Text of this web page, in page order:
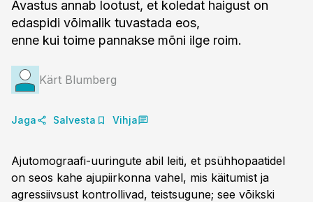
Avastus annab lootust, et koledat haigust on
edaspidi võimalik tuvastada eos,
enne kui toime pannakse mõni ilge roim.
Kärt Blumberg
Jaga Salvesta Vihja
Ajutomograafi-uuringute abil leiti, et psühhopaatidel
on seos kahe ajupiirkonna vahel, mis käitumist ja
agressiivsust kontrollivad, teistsugune; see võikski